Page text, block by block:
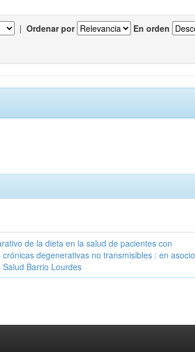
| Ordenar por En orden
de la dieta en la salud de pacientes con
degenerativas no transmisibles : en asocio
Barrio Lourdes